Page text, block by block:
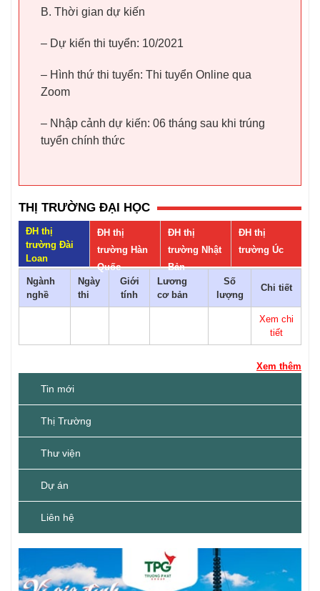
B. Thời gian dự kiến
– Dự kiến thi tuyển: 10/2021
– Hình thứ thi tuyển: Thi tuyển Online qua
Zoom
– Nhập cảnh dự kiến: 06 tháng sau khi trúng
tuyển chính thức
THỊ TRƯỜNG ĐẠI HỌC
ĐH thị
trường Đài
Loan
ĐH thị
trường Hàn
Quốc
ĐH thị
trường Nhật
Bản
ĐH thị
trường Úc
Ngành
nghề
Ngày
thi
Giới
tính
Lương
cơ bản
Số
lượng
Chi tiết
Xem chi
tiết
Xem thêm
Tin mới
Thị Trường
Thư viện
Dự án
Liên hệ